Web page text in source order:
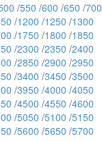
/550 /600 /650 /700
/1200 /1250 /1300
/1750 /1800 /1850
/2300 /2350 /2400
/2850 /2900 /2950
/3400 /3450 /3500
/3950 /4000 /4050
/4500 /4550 /4600
/5050 /5100 /5150
/5600 /5650 /5700